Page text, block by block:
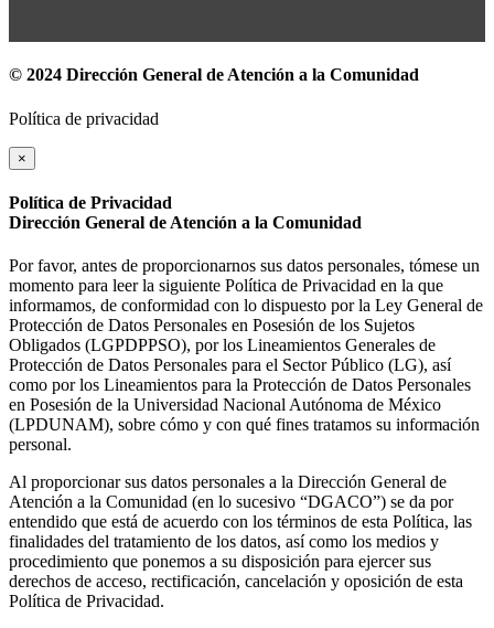
© 2024 Dirección General de Atención a la Comunidad
Política de privacidad
×
Política de Privacidad
Dirección General de Atención a la Comunidad
Por favor, antes de proporcionarnos sus datos personales, tómese un
momento para leer la siguiente Política de Privacidad en la que
informamos, de conformidad con lo dispuesto por la Ley General de
Protección de Datos Personales en Posesión de los Sujetos
Obligados (LGPDPPSO), por los Lineamientos Generales de
Protección de Datos Personales para el Sector Público (LG), así
como por los Lineamientos para la Protección de Datos Personales
en Posesión de la Universidad Nacional Autónoma de México
(LPDUNAM), sobre cómo y con qué fines tratamos su información
personal.
Al proporcionar sus datos personales a la Dirección General de
Atención a la Comunidad (en lo sucesivo “DGACO”) se da por
entendido que está de acuerdo con los términos de esta Política, las
finalidades del tratamiento de los datos, así como los medios y
procedimiento que ponemos a su disposición para ejercer sus
derechos de acceso, rectificación, cancelación y oposición de esta
Política de Privacidad.